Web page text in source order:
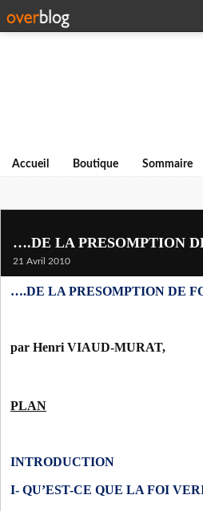
Accueil Boutique Sommaire
….DE LA PRESOMPTION
21 Avril 2010
….DE LA PRESOMPTION DE
par Henri VIAUD-MURAT,
PLAN
INTRODUCTION
I- QU’EST-CE QUE LA FOI